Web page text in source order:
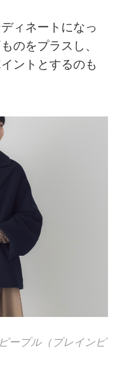
ィネートになっ
のをプラスし、
ントとするのも
ープル（プレインピ